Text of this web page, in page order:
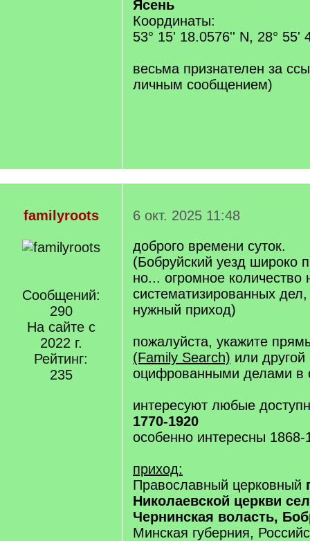
Ясень
Координаты:
53° 15' 18.0576'' N, 28° 55'
весьма признателен за
личным сообщением)
familyroots
Сообщений:
290
На сайте с
2022 г.
Рейтинг:
235
6 окт. 2025 11:48
доброго времени суток.
(Бобруйский уезд широко
но... огромное количество
систематизированных
нужный приход)
пожалуйста, укажите
(Family Search) или другой
оцифрованными делами в
интересуют любые
1770-1920
особенно интересны 1868-
приход:
Православный церковный
Николаевской церкви
Чернинская воласть,
Минская губерния,